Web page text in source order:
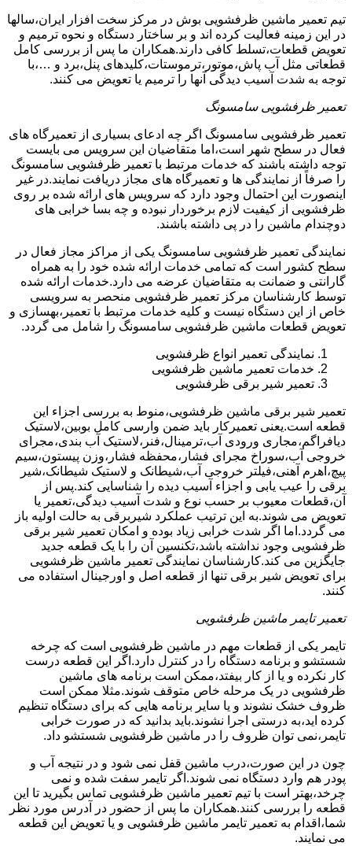
تیم تعمیر ماشین ظرفشویی بوش در مرکز سخت افزار ایران،سالها
در این زمینه فعالیت کرده اند و بر ساختار دستگاه و نحوه ترمیم و
تعویض قطعات،تسلط کافی دارند.همکاران ما پس از بررسی کامل
قطعاتی مثل آب پاش،موتور،ترموستات،کلیدهای پنل،برد و …،با
توجه به شدت آسیب دیدگی آنها را ترمیم یا تعویض می کنند.
تعمیر ظرفشویی سامسونگ
تعمیر ظرفشویی سامسونگ اگر چه ادعای بسیاری از تعمیرگاه های
فعال در سطح شهر است،اما متقاضیان این سرویس می بایست
توجه داشته باشند که خدمات مرتبط با تعمیر ظرفشویی سامسونگ
را صرفاً از نمایندگی ها و تعمیرگاه های مجاز دریافت نمایند.در غیر
اینصورت این احتمال وجود دارد که سرویس های ارائه شده بر روی
ظرفشویی از کیفیت لازم برخوردار نبوده و چه بسا خرابی های
دوچندام ماشین را در پی داشته باشند.
نمایندگی تعمیر ظرفشویی سامسونگ یکی از مراکز مجاز فعال در
سطح کشور است که تمامی خدمات ارائه شده خود را به همراه
گارانتی و ضمانت به متقاضیان عرضه می دارد.خدمات ارائه شده
توسط کارشناسان مرکز تعمیر ظرفشویی منحصر به سرویسی
خاص از این دستگاه نیست و کلیه خدمات مرتبط با تعمیر،بهسازی و
تعویض قطعات ماشین ظرفشویی سامسونگ را شامل می گردد.
نمایندگی تعمیر انواع ظرفشویی
خدمات تعمیر ماشین ظرفشویی
تعمیر شیر برقی ظرفشویی
تعمیر شیر برقی ماشین ظرفشویی،منوط به بررسی اجزاء این
قطعه است.یعنی تعمیرکار باید ضمن وارسی کامل بوبین،لاستیک
دیافراگم،مجاری ورودی آب،ترمینال،فنر،لاستیک آب بندی،مجرای
خروجی آب،سوراخ مجرای فشار،محفظه فشار،وزن پیستون،سیم
پیچ،اهرم آهنی،فیلتر خروجی آب،شیطانک و لاستیک شیطانک،شیر
برقی را عیب یابی و اجزاء آسیب دیده را شناسایی کند.پس از
آن،قطعات معیوب بر حسب نوع و شدت آسیب دیدگی،تعمیر یا
تعویض می شوند.به این ترتیب عملکرد شیربرقی به حالت اولیه باز
می گردد.اما اگر شدت خرابی زیاد بوده و امکان تعمیر شیر برقی
ظرفشویی وجود نداشته باشد،تکنسین آن را با یک قطعه جدید
جایگزین می کند.کارشناسان نمایندگی تعمیر ماشین ظرفشویی
برای تعویض شیر برقی تنها از قطعه اصل و اورجینال استفاده می
کنند.
تعمیر تایمر ماشین ظرفشویی
تایمر یکی از قطعات مهم در ماشین ظرفشویی است که چرخه
شستشو و برنامه دستگاه را در کنترل دارد.اگر این قطعه درست
کار نکرده و یا از کار بیفتد،ممکن است برنامه های ماشین
ظرفشویی در یک مرحله خاص متوقف شوند.مثلا ممکن است
ظروف خشک نشوند و یا سایر برنامه هایی که برای دستگاه تنظیم
کرده اید،به درستی اجرا نشوند.باید بدانید که در صورت خرابی
تایمر،نمی توان ظروف را در ماشین ظرفشویی شستشو داد.
چون در این صورت،درب ماشین قفل نمی شود و در نتیجه آب و
پودر هم وارد دستگاه نمی شوند.اگر تایمر سفت شده و نمی
چرخد،بهتر است با تیم تعمیر ماشین ظرفشویی تماس بگیرید تا این
قطعه را بررسی کنند.همکاران ما پس از حضور در آدرس مورد نظر
شما،اقدام به تعمیر تایمر ماشین ظرفشویی و یا تعویض این قطعه
می نمایند.